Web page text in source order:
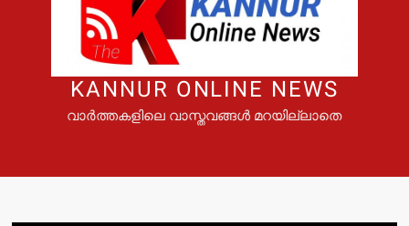
KANNUR ONLINE NEWS
വാർത്തകളിലെ വാസ്തവങ്ങൾ മറയില്ലാതെ